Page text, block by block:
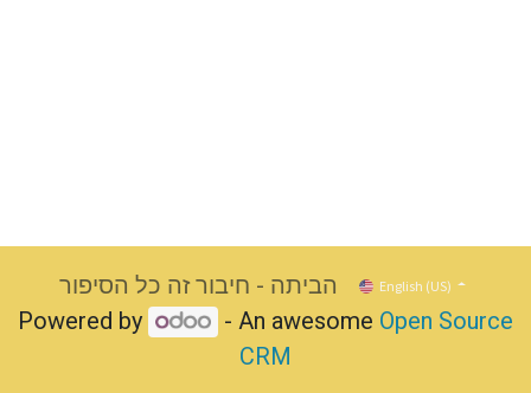
הביתה - חיבור זה כל הסיפור English (US)
Powered by - An awesome Open Source
CRM